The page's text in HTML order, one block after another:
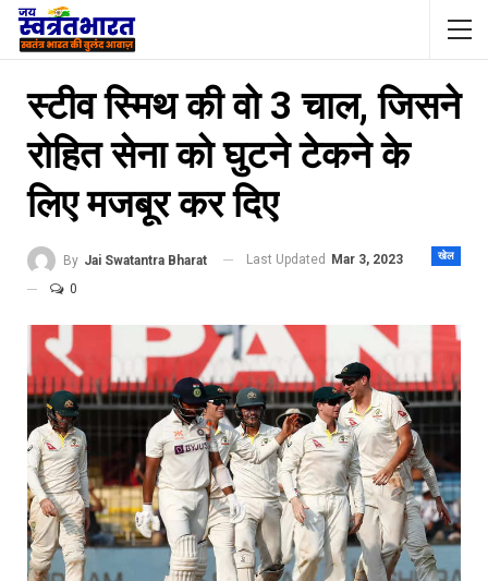
स्टीव स्मिथ की वो 3 चाल, जिसने
रोहित सेना को घुटने टेकने के
लिए मजबूर कर दिए
खेल
By Jai Swatantra Bharat Last Updated
Mar 3, 2023
0